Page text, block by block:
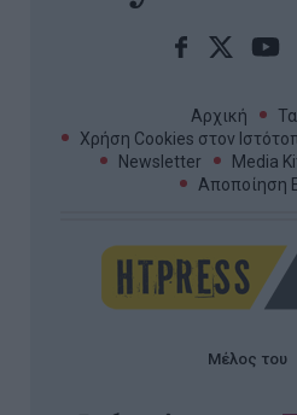
Αρχική
Χρήση Cookies στον
Newsletter
Media
Αποποίηση
Μέλος του